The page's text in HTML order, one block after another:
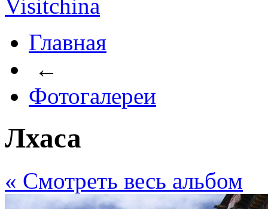
Главная
←
Фотогалереи
Лхаса
« Cмотреть весь альбом